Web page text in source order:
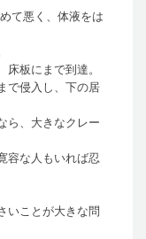
て悪く、体液をは
板にまで到達。
で侵入し、下の居
ら、大きなクレー
容な人もいれば忍
いことが大きな問